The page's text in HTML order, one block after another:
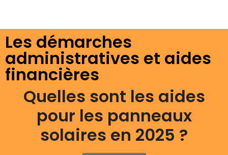
Les démarches
administratives et aides
financières
Quelles sont les aides
pour les panneaux
solaires en 2025 ?